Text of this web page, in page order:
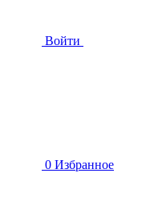
Войти
0 Избранное